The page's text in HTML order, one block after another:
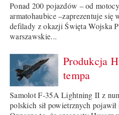
Ponad 200 pojazdów – od
armatohaubice –zaprezentuje się
defilady z okazji Święta Wojska
warszawskie...
Produkcja
tempa
Samolot F-35A Lightning II z
polskich sił powietrznych